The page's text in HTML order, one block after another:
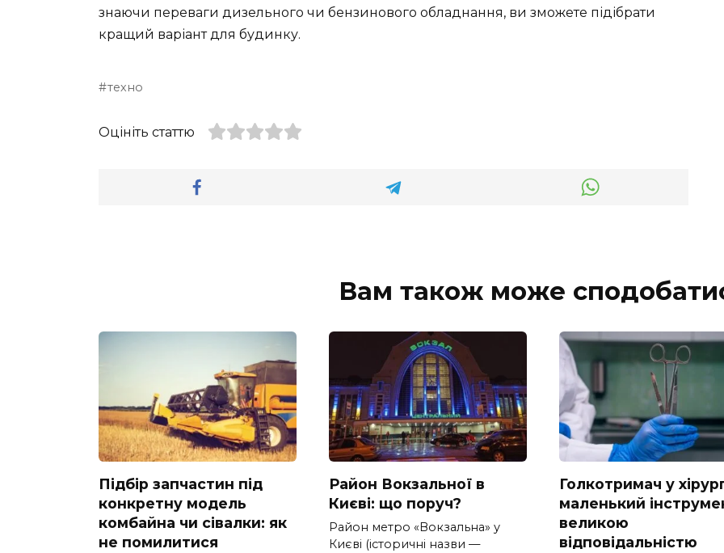
знаючи переваги дизельного чи бензинового обладнання, ви зможете підібрати
кращий варіант для будинку.
техно
Оцініть статтю
Вам також може
Підбір запчастин під
конкретну модель
комбайна чи сівалки: як
не помилитися
Район Вокзальної в
Києві: що поруч?
Район метро «Вокзальна» у
Києві (історичні назви —
Голкотримач у
маленький
великою
відповідальністю